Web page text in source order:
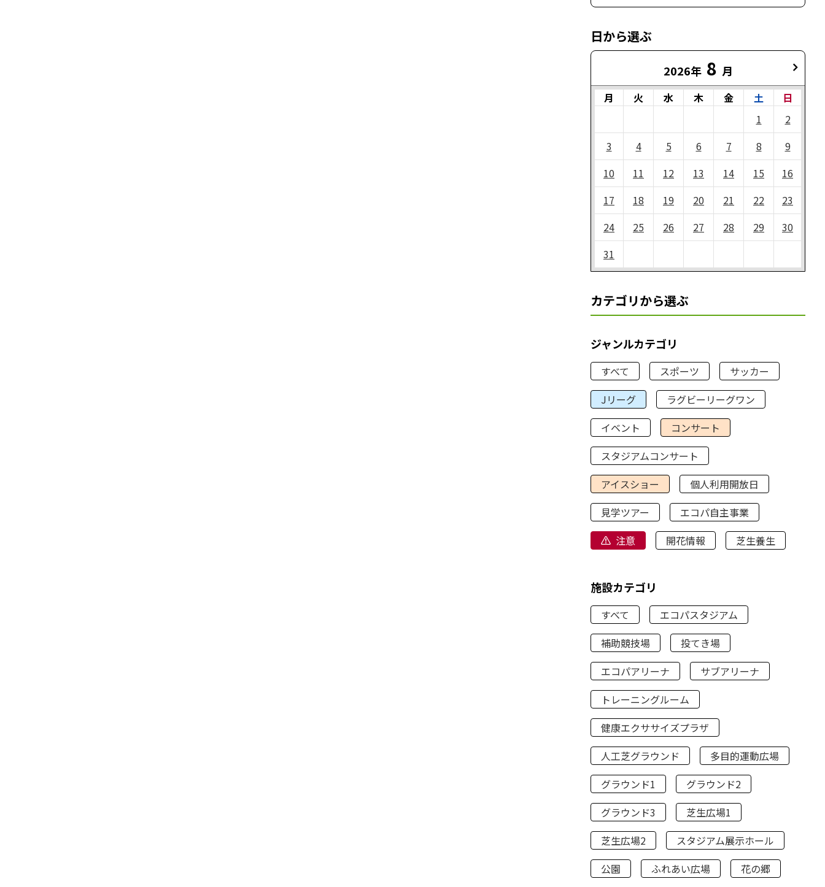
日から選ぶ
2026年 8 月
月 火 水 木 金 土
日
1
2
3
4 5 6 7 8
9
10
11 12 13 14 15
16
17
18 19 20 21 22
23
24
25 26 27 28 29
30
31
カテゴリから選ぶ
ジャンルカテゴリ
すべて スポーツ
サッカー
Jリーグ
ラグビーリーグワン
イベント
コンサート
スタジアムコンサート
アイスショー
個人利用開放日
見学ツアー
エコパ自主事業
注意
開花情報 芝生養生
施設カテゴリ
すべて
エコパスタジアム
補助競技場
投てき場
エコパアリーナ
サブアリーナ
トレーニングルーム
健康エクササイズプラザ
人工芝グラウンド
多目的運動広場
グラウンド1
グラウンド2
グラウンド3
芝生広場1
芝生広場2
スタジアム展示ホール
公園
ふれあい広場
花の郷